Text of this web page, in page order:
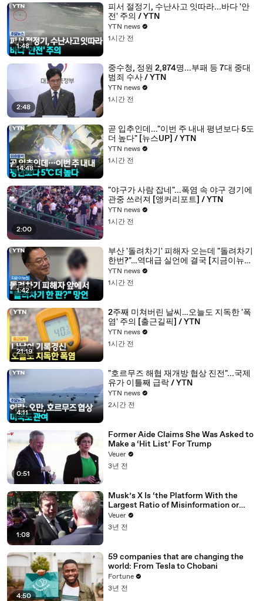
1:48
피서 절정기, 수난사고 잇따라...바다 '안
전' 주의 / YTN
YTN news
1시간 전
2:48
중수청, 정원 2,874명...부패 등 7대 중대
범죄 수사 / YTN
YTN news
1시간 전
14:48
곧 입추인데..."이번 주 내내 평년보다 5도
더 높다" [뉴스UP] / YTN
YTN news
1시간 전
2:00
"야구가 사람 잡네"...폭염 속 야구 경기에
관중 쓰러져 [앵커리포트] / YTN
YTN news
1시간 전
1:42
부산 '돌려차기' 피해자 오는데 "돌려차기
한번?"…역대급 실언에 결국 [지금이뉴스]
/ YTN
YTN news
1시간 전
21:19
2주째 미쳐버린 날씨…오늘도 지독한 '폭
염' 주의 [출근길픽] / YTN
YTN news
1시간 전
4:11
"호르무즈 해협 재개방 협상 진전"...국제
유가 이틀째 급락 / YTN
YTN news
2시간 전
0:51
Former Aide Claims She Was Asked to
Make a ‘Hit List’ For Trump
Veuer
3년 전
1:08
Musk’s X Is ‘the Platform With the
Largest Ratio of Misinformation or
Disinformation’ Amongst All Social
Media Platforms
Veuer
3년 전
4:50
59 companies that are changing the
world: From Tesla to Chobani
Fortune
3년 전